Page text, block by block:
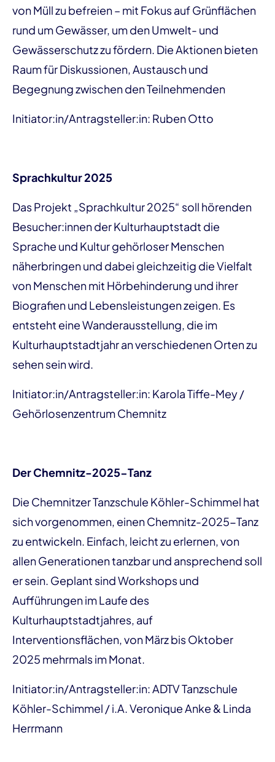
von Müll zu befreien – mit Fokus auf Grünflächen
rund um Gewässer, um den Umwelt- und
Gewässerschutz zu fördern. Die Aktionen bieten
Raum für Diskussionen, Austausch und
Begegnung zwischen den Teilnehmenden
Initiator:in/Antragsteller:in: Ruben Otto
Sprachkultur 2025
Das Projekt „Sprachkultur 2025“ soll hörenden
Besucher:innen der Kulturhauptstadt die
Sprache und Kultur gehörloser Menschen
näherbringen und dabei gleichzeitig die Vielfalt
von Menschen mit Hörbehinderung und ihrer
Biografien und Lebensleistungen zeigen. Es
entsteht eine Wanderausstellung, die im
Kulturhauptstadtjahr an verschiedenen Orten zu
sehen sein wird.
Initiator:in/Antragsteller:in: Karola Tiffe-Mey /
Gehörlosenzentrum Chemnitz
Der Chemnitz-2025-Tanz
Die Chemnitzer Tanzschule Köhler-Schimmel hat
sich vorgenommen, einen Chemnitz-2025-Tanz
zu entwickeln. Einfach, leicht zu erlernen, von
allen Generationen tanzbar und ansprechend soll
er sein. Geplant sind Workshops und
Aufführungen im Laufe des
Kulturhauptstadtjahres, auf
Interventionsflächen, von März bis Oktober
2025 mehrmals im Monat.
Initiator:in/Antragsteller:in: ADTV Tanzschule
Köhler-Schimmel / i.A. Veronique Anke & Linda
Herrmann